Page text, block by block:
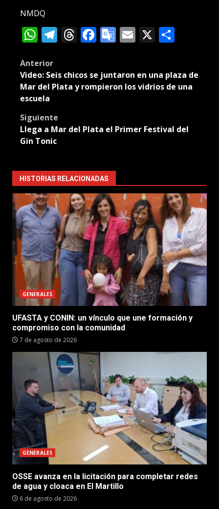
NMDQ
WhatsApp
Telegram
Threads
Facebook
Google
Translate
Email
X
Post
navigation
Anterior
Video: Seis chicos se juntaron en una plaza de
Mar del Plata y rompieron los vidrios de una
escuela
Siguiente
Llega a Mar del Plata el Primer Festival del
Gin Tonic
HISTORIAS RELACIONADAS
GENERALES
UFASTA y CONIN: un vínculo que une formación y
compromiso con la comunidad
7 de agosto de 2026
GENERALES
OSSE avanza en la licitación para completar redes
de agua y cloaca en El Martillo
6 de agosto de 2026